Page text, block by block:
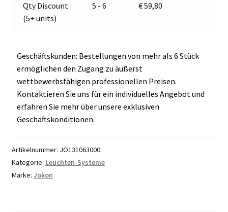
Qty Discount
(5+ units)
5 - 6 €59,80
Geschäftskunden: Bestellungen von mehr als 6 Stück
ermöglichen den Zugang zu äußerst
wettbewerbsfähigen professionellen Preisen.
Kontaktieren Sie uns für ein individuelles Angebot und
erfahren Sie mehr über unsere exklusiven
Geschäftskonditionen.
Artikelnummer: JO131063000
Kategorie: Leuchten-Systeme
Marke: Jokon